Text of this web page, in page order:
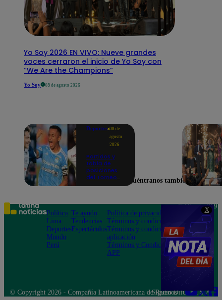
X
Yo Soy 2026 EN VIVO: Nueve grandes
voces cerraron el inicio de Yo Soy con
“We Are the Champions”
Yo Soy 08 de agosto 2026
Deportes 08 de
agosto
2026
Partidos y
tabla de
posiciones
del Torneo
en la fecha 4
Encuéntranos también en
Política
Lima
Deportes
Mundo
Perú
Te ayudo
Tendencias
Espectáculos
Política de privacidad
Términos y condiciones
Términos y condiciones
aplicación
Términos y Condiciones
APP
Teléfono: 219
Av. San
Felipe 968
Jesús María
© Copyright 2026 - Compañía Latinoamericana de Radio Difusión S.A.
Síguenos